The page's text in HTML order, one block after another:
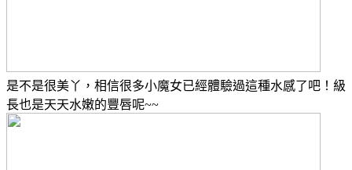
是不是很美丫，相信很多小魔女已經體驗過這種水感了吧！級
長也是天天水嫩的豐唇呢~~